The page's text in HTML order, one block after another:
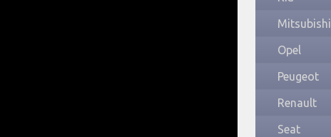
Mitsubishi
Opel
Peugeot
Renault
Seat